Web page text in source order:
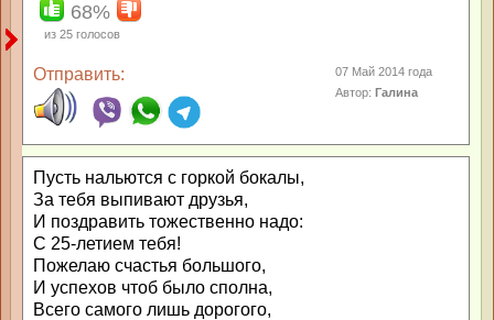
68%
из 25 голосов
Отправить:
07 Май 2014 года
Автор:Галина
Пусть нальются с горкой бокалы,
За тебя выпивают друзья,
И поздравить тожественно надо:
С 25-летием тебя!
Пожелаю счастья большого,
И успехов чтоб было сполна,
Всего самого лишь дорогого,